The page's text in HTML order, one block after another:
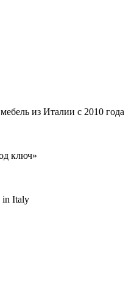
из Италии с 2010 года
ключ»
in Italy